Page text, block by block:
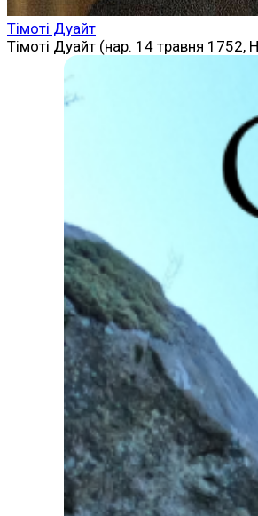
Тімоті Дуайт
Тімоті Дуайт (нар. 14 травня